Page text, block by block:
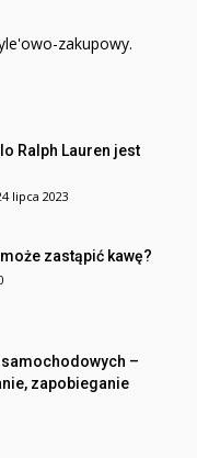
zakupowy.
Ralph Lauren jest
lipca 2023
zastąpić kawę?
samochodowych –
zapobieganie